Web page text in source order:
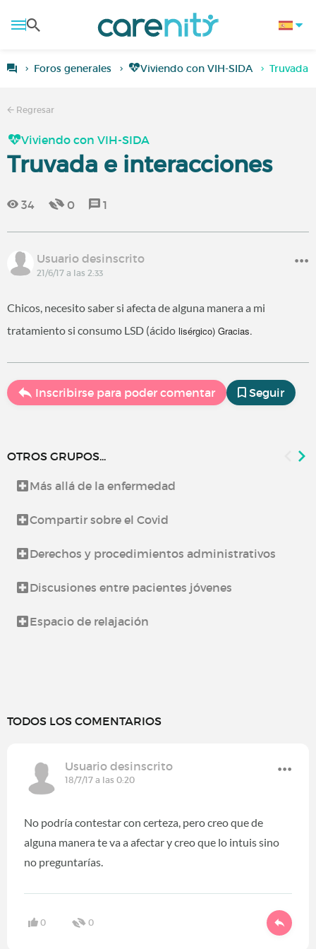
Foros generales Viviendo con VIH-SIDA Truvada
Regresar
Viviendo con VIH-SIDA
Truvada e interacciones
34 0 1
Usuario desinscrito
21/6/17 a las 2:33
Chicos, necesito saber si afecta de alguna manera a mi
tratamiento si consumo LSD (ácido lisérgico) Gracias.
Inscribirse para poder comentar Seguir
OTROS GRUPOS...
Más allá de la enfermedad
Compartir sobre el Covid
Derechos y procedimientos administrativos
Discusiones entre pacientes jóvenes
Espacio de relajación
TODOS LOS COMENTARIOS
Usuario desinscrito
18/7/17 a las 0:20
No podría contestar con certeza, pero creo que de
alguna manera te va a afectar y creo que lo intuis sino
no preguntarías.
0 0